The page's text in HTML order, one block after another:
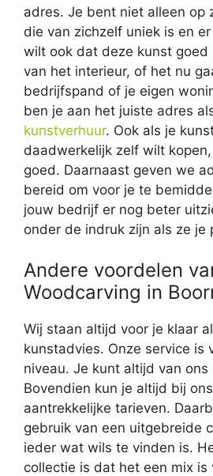
adres. Je bent niet alleen op
die van zichzelf uniek is en
wilt ook dat deze kunst
van het interieur, of het nu
bedrijfspand of je eigen
ben je aan het juiste adres
kunstverhuur. Ook als je
daadwerkelijk zelf wilt
goed. Daarnaast geven we
bereid om voor je te
jouw bedrijf er nog beter
onder de indruk zijn als ze je
Andere voordelen
Woodcarving in
Wij staan altijd voor je klaar
kunstadvies. Onze service is
niveau. Je kunt altijd van ons
Bovendien kun je altijd bij
aantrekkelijke tarieven.
gebruik van een uitgebreide
ieder wat wils te vinden is.
collectie is dat het een mix is